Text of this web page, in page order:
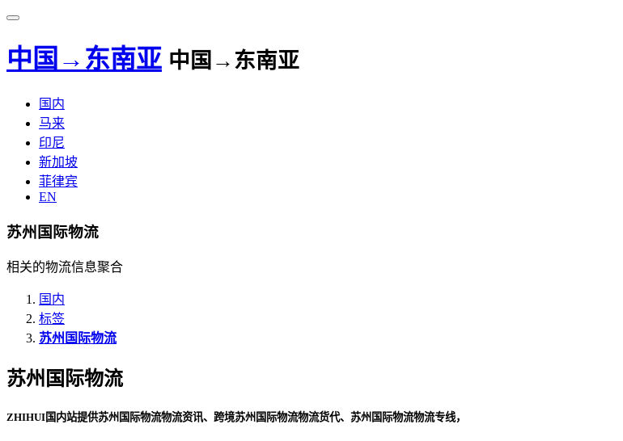
中国→东南亚 中国→东南亚
国内
马来
印尼
新加坡
菲律宾
EN
苏州国际物流
相关的物流信息聚合
国内
标签
苏州国际物流
苏州国际物流
ZHIHUI国内站提供苏州国际物流物流资讯、跨境苏州国际物流物流货代、苏州国际物流物流专线，